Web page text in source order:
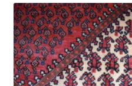
Kilims
Contacto